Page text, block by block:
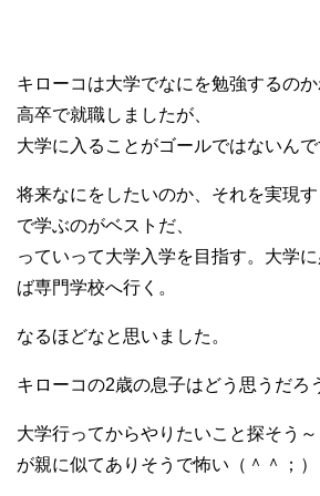
キローコは大学でなにを勉強するの
高卒で就職しましたが、
大学に入ることがゴールではないんで
将来なにをしたいのか、それを実現
で学ぶのがベストだ、
っていって大学入学を目指す。大学
ば専門学校へ行く。
なるほどなと思いました。
キローコの2歳の息子はどう思うだろ
大学行ってからやりたいこと探そう
が親に似てありそうで怖い（＾＾；）